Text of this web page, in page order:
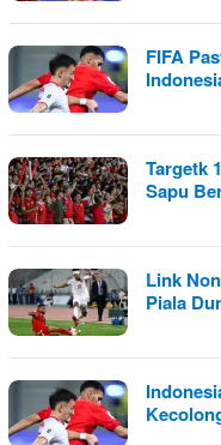
FIFA
Targetk
Sapu
Link
Piala